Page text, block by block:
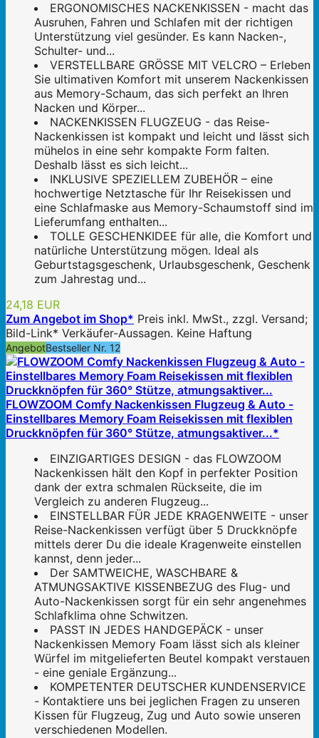
ERGONOMISCHES NACKENKISSEN - macht das
Ausruhen, Fahren und Schlafen mit der richtigen
Unterstützung viel gesünder. Es kann Nacken-,
Schulter- und...
VERSTELLBARE GRÖSSE MIT VELCRO – Erleben
Sie ultimativen Komfort mit unserem Nackenkissen
aus Memory-Schaum, das sich perfekt an Ihren
Nacken und Körper...
NACKENKISSEN FLUGZEUG - das Reise-
Nackenkissen ist kompakt und leicht und lässt sich
mühelos in eine sehr kompakte Form falten.
Deshalb lässt es sich leicht...
INKLUSIVE SPEZIELLEM ZUBEHÖR – eine
hochwertige Netztasche für Ihr Reisekissen und
eine Schlafmaske aus Memory-Schaumstoff sind im
Lieferumfang enthalten...
TOLLE GESCHENKIDEE für alle, die Komfort und
natürliche Unterstützung mögen. Ideal als
Geburtstagsgeschenk, Urlaubsgeschenk, Geschenk
zum Jahrestag und...
24,18 EUR
Zum Angebot im Shop* Preis inkl. MwSt., zzgl. Versand;
Bild-Link* Verkäufer-Aussagen. Keine Haftung
AngebotBestseller Nr. 12
FLOWZOOM Comfy Nackenkissen Flugzeug & Auto -
Einstellbares Memory Foam Reisekissen mit flexiblen
Druckknöpfen für 360° Stütze, atmungsaktiver...*
EINZIGARTIGES DESIGN - das FLOWZOOM
Nackenkissen hält den Kopf in perfekter Position
dank der extra schmalen Rückseite, die im
Vergleich zu anderen Flugzeug...
EINSTELLBAR FÜR JEDE KRAGENWEITE - unser
Reise-Nackenkissen verfügt über 5 Druckknöpfe
mittels derer Du die ideale Kragenweite einstellen
kannst, denn jeder...
Der SAMTWEICHE, WASCHBARE &
ATMUNGSAKTIVE KISSENBEZUG des Flug- und
Auto-Nackenkissen sorgt für ein sehr angenehmes
Schlafklima ohne Schwitzen.
PASST IN JEDES HANDGEPÄCK - unser
Nackenkissen Memory Foam lässt sich als kleiner
Würfel im mitgelieferten Beutel kompakt verstauen
- eine geniale Ergänzung...
KOMPETENTER DEUTSCHER KUNDENSERVICE
- Kontaktiere uns bei jeglichen Fragen zu unseren
Kissen für Flugzeug, Zug und Auto sowie unseren
verschiedenen Modellen.